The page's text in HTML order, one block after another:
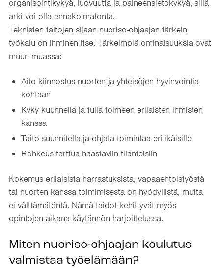
organisointikykyä, luovuutta ja paineensietokykyä, sillä
arki voi olla ennakoimatonta.
Teknisten taitojen sijaan nuoriso-ohjaajan tärkein
työkalu on ihminen itse. Tärkeimpiä ominaisuuksia ovat
muun muassa:
Aito kiinnostus nuorten ja yhteisöjen hyvinvointia
kohtaan
Kyky kuunnella ja tulla toimeen erilaisten ihmisten
kanssa
Taito suunnitella ja ohjata toimintaa eri-ikäisille
Rohkeus tarttua haastaviin tilanteisiin
Kokemus erilaisista harrastuksista, vapaaehtoistyöstä
tai nuorten kanssa toimimisesta on hyödyllistä, mutta
ei välttämätöntä. Nämä taidot kehittyvät myös
opintojen aikana käytännön harjoittelussa.
Miten nuoriso-ohjaajan koulutus
valmistaa työelämään?